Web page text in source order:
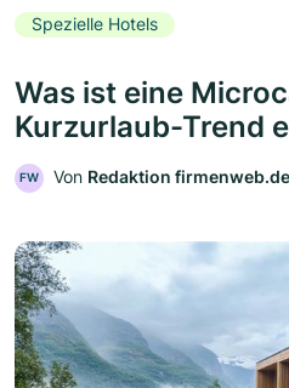
Spezielle Hotels
Was ist eine
Kurzurlaub-Trend
FW Von Redaktion firmenweb.de